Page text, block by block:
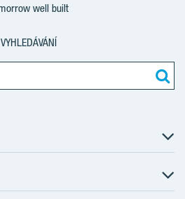
well built
VYHLEDÁVÁNÍ